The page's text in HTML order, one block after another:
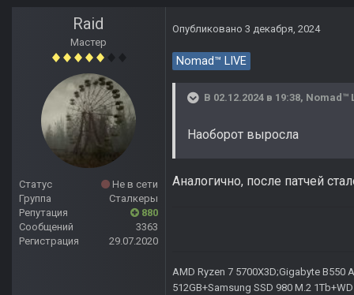
Raid
Мастер
Статус
Не в сети
Группа
Сталкеры
Репутация
880
Сообщений
3363
Регистрация
29.07.2020
Опубликовано 3 декабря, 2024
Nomad™ LIVE
В 02.12.2024 в 19:38, Nomad™
Наоборот выросла
Аналогично, после патчей
AMD Ryzen 7 5700X3D;Gigabyte B550
512GB+Samsung SSD 980 M.2